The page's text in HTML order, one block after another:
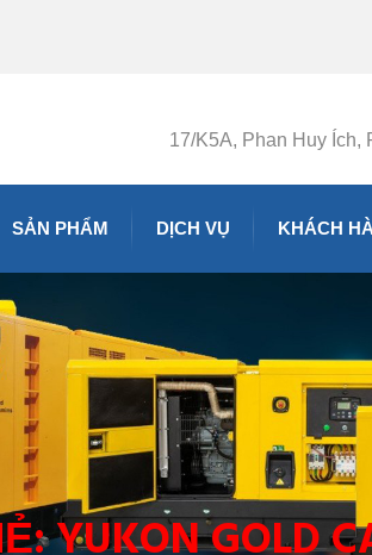
17/K5A, Phan Huy Ích,
SẢN PHẨM DỊCH VỤ KHÁCH